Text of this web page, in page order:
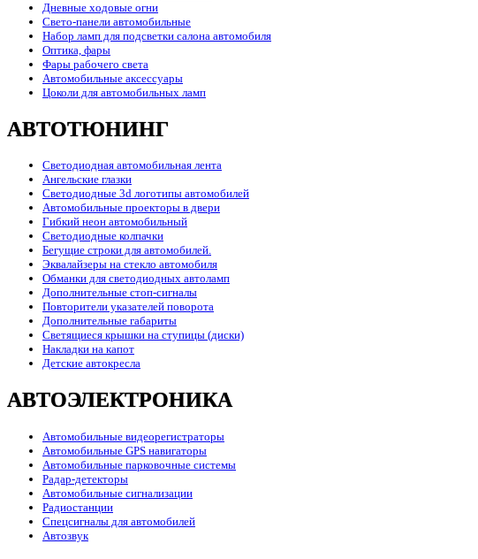
Дневные ходовые огни
Свето-панели автомобильные
Набор ламп для подсветки салона автомобиля
Оптика, фары
Фары рабочего света
Автомобильные аксессуары
Цоколи для автомобильных ламп
АВТОТЮНИНГ
Светодиодная автомобильная лента
Ангельские глазки
Светодиодные 3d логотипы автомобилей
Автомобильные проекторы в двери
Гибкий неон автомобильный
Светодиодные колпачки
Бегущие строки для автомобилей.
Эквалайзеры на стекло автомобиля
Обманки для светодиодных автоламп
Дополнительные стоп-сигналы
Повторители указателей поворота
Дополнительные габариты
Светящиеся крышки на ступицы (диски)
Накладки на капот
Детские автокресла
АВТОЭЛЕКТРОНИКА
Автомобильные видеорегистраторы
Автомобильные GPS навигаторы
Автомобильные парковочные системы
Радар-детекторы
Автомобильные сигнализации
Радиостанции
Спецсигналы для автомобилей
Автозвук